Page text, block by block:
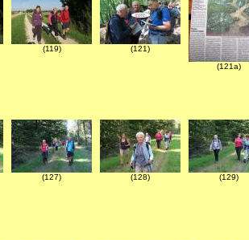
(119)
(121)
(121a)
(127) (128) (129)